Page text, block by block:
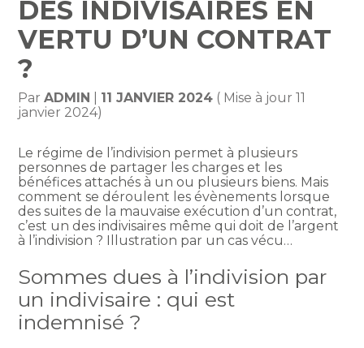
DES INDIVISAIRES EN
VERTU D’UN CONTRAT
?
ParADMIN 11 JANVIER 2024 ( Mise à jour 11
janvier 2024)
Le régime de l’indivision permet à plusieurs
personnes de partager les charges et les
bénéfices attachés à un ou plusieurs biens. Mais
comment se déroulent les évènements lorsque
des suites de la mauvaise exécution d’un contrat,
c’est un des indivisaires même qui doit de l’argent
à l’indivision ? Illustration par un cas vécu…
Sommes dues à l’indivision par
un indivisaire : qui est
indemnisé ?